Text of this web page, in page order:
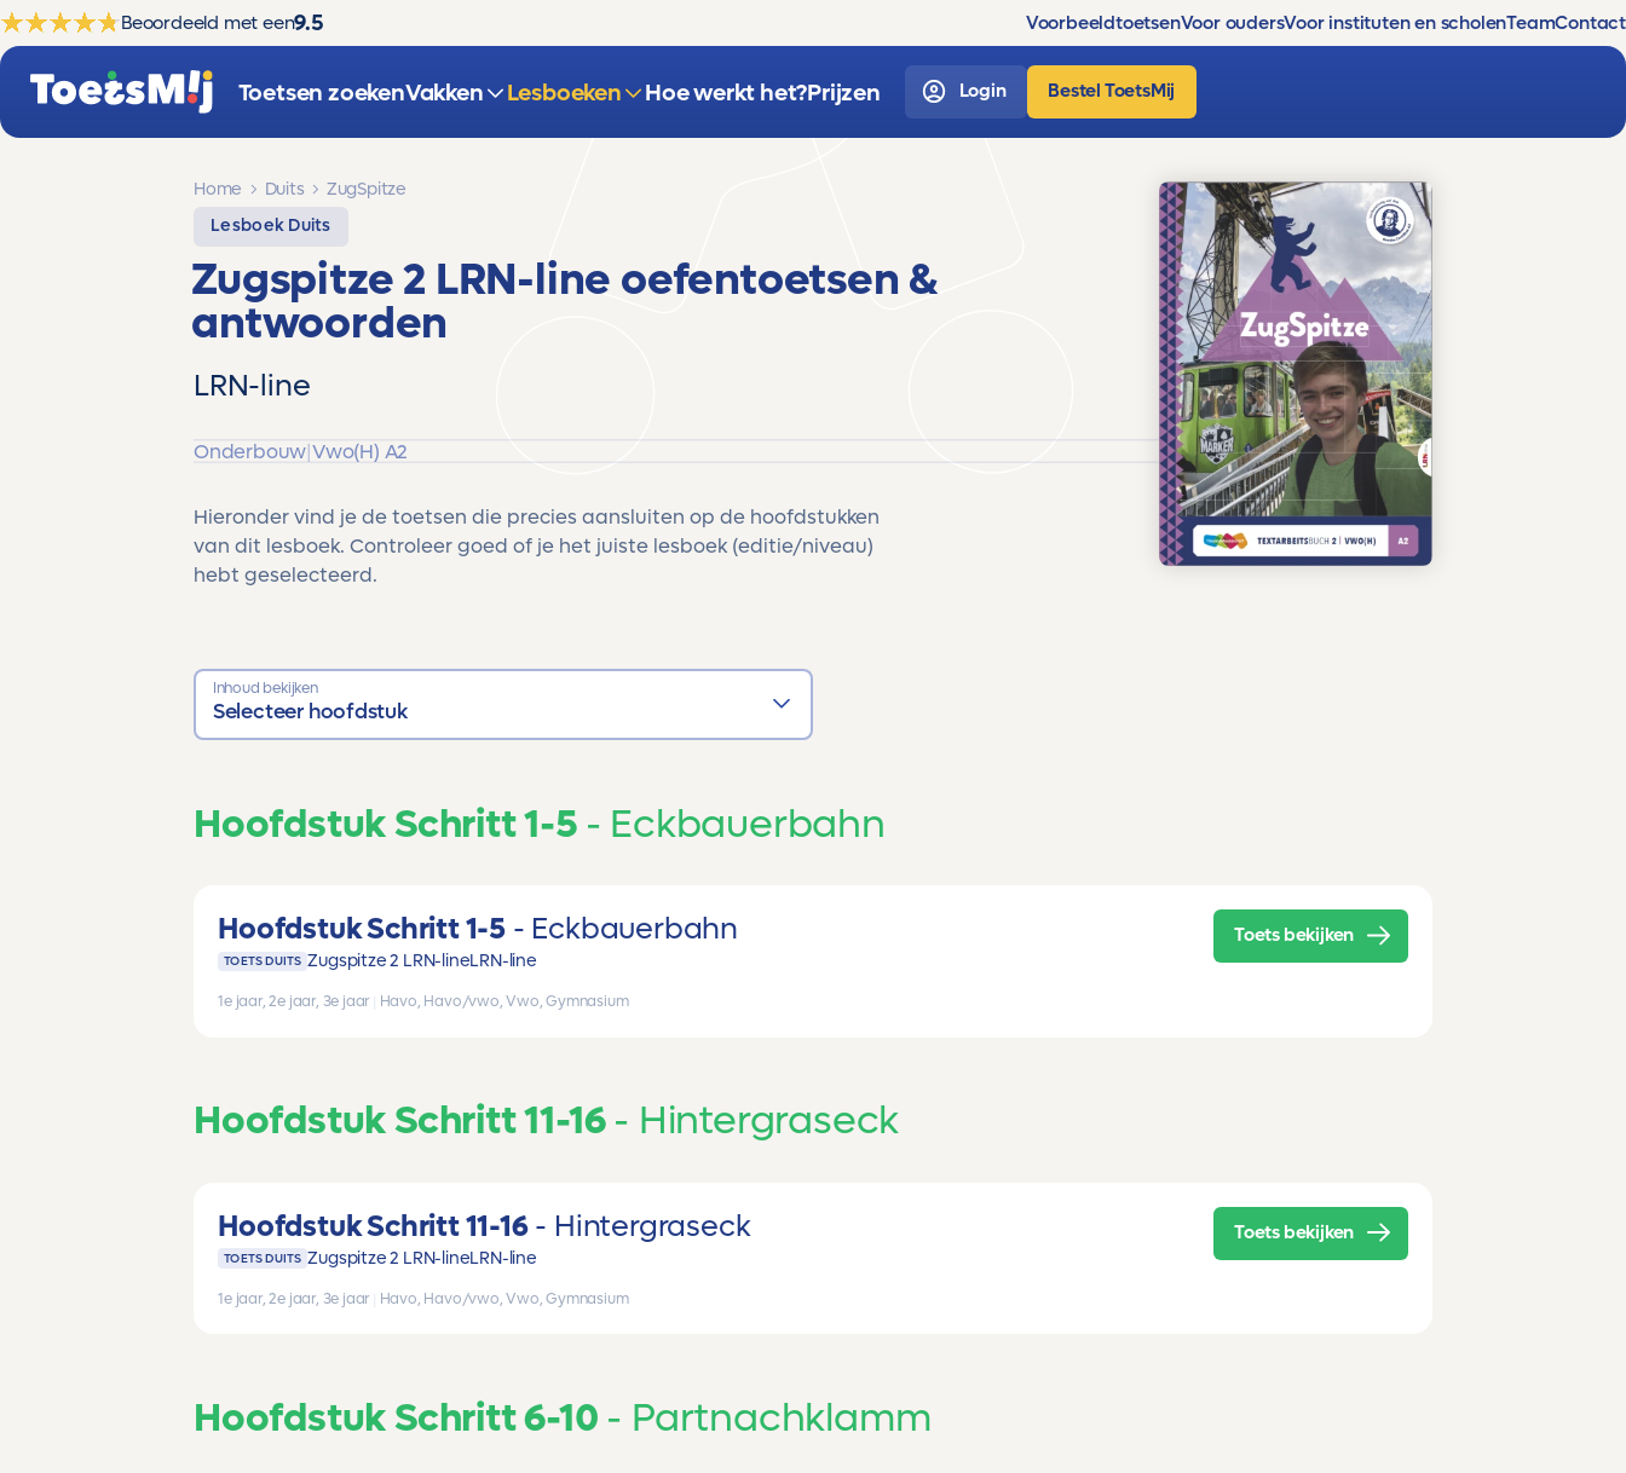
Beoordeeld met een9.5 VoorbeeldtoetsenVoor oudersVoor instituten en scholenTeamContact
Toetsen zoekenVakken Lesboeken Hoe werkt het?Prijzen Login Bestel ToetsMij
Home Duits
ZugSpitze
Lesboek Duits
Zugspitze 2 LRN-line oefentoetsen &
antwoorden
LRN-line
Onderbouw|Vwo(H) A2
Hieronder vind je de toetsen die precies aansluiten op de hoofdstukken
van dit lesboek. Controleer goed of je het juiste lesboek (editie/niveau)
hebt geselecteerd.
Inhoud bekijken
Selecteer hoofdstuk
Hoofdstuk Schritt 1-5 Eckbauerbahn
Hoofdstuk Schritt 1-5 Eckbauerbahn
TOETS DUITS Zugspitze 2 LRN-lineLRN-line
1e jaar, 2e jaar, 3e jaar Havo, Havo/vwo, Vwo, Gymnasium
Toets bekijken
Hoofdstuk Schritt 11-16 Hintergraseck
Hoofdstuk Schritt 11-16 Hintergraseck
TOETS DUITS Zugspitze 2 LRN-lineLRN-line
1e jaar, 2e jaar, 3e jaar Havo, Havo/vwo, Vwo, Gymnasium
Toets bekijken
Hoofdstuk Schritt 6-10 Partnachklamm